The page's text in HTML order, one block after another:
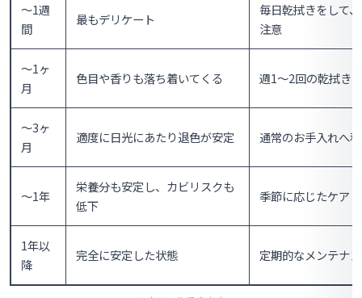
〜1週
間
最もデリケート
毎日乾拭きをして
注意
〜1ヶ
月
色目や香りも落ち着いてくる 週1〜2回の乾拭き
〜3ヶ
月
適度に日光にあたり退色が安定 通常のお手入れへ
〜1年
栄養分も安定し、カビリスクも
低下
季節に応じたケア
1年以
降
完全に安定した状態 定期的なメンテナ